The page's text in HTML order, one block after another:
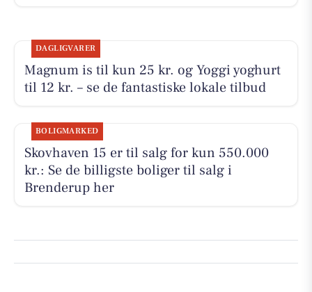
DAGLIGVARER
Magnum is til kun 25 kr. og Yoggi yoghurt
til 12 kr. – se de fantastiske lokale tilbud
BOLIGMARKED
Skovhaven 15 er til salg for kun 550.000
kr.: Se de billigste boliger til salg i
Brenderup her